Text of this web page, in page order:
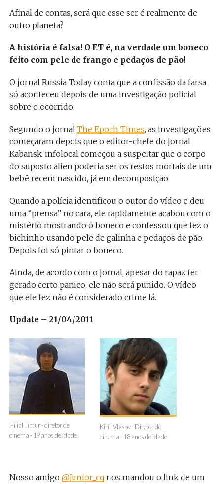
Afinal de contas, será que esse ser é realmente de
outro planeta?
A história é falsa! O ET é, na verdade um boneco
feito com pele de frango e pedaços de pão!
O jornal Russia Today conta que a confissão da farsa
só aconteceu depois de uma investigação policial
sobre o ocorrido.
Segundo o jornal The Epoch Times, as investigações
começaram depois que o editor-chefe do jornal
Kabansk-infolocal começou a suspeitar que o corpo
do suposto alien poderia ser os restos mortais de um
bebê recem nascido, já em decomposição.
Quando a polícia identificou o outor do vídeo e deu
uma “prensa” no cara, ele rapidamente acabou com o
mistério mostrando o boneco e confessou que fez o
bichinho usando pele de galinha e pedaços de pão.
Depois foi só pintar o boneco.
Ainda, de acordo com o jornal, apesar do rapaz ter
gerado certo panico, ele não será punido. O vídeo
que ele fez não é considerado crime lá.
Update – 21/04/2011
Hilial Timur - diretor de
cinema - 19 anos de idade
Kirill Vlasov - Diretor de
cinema - 18 anos de idade
Nosso amigo @Junior_cqnos mandou o link de um